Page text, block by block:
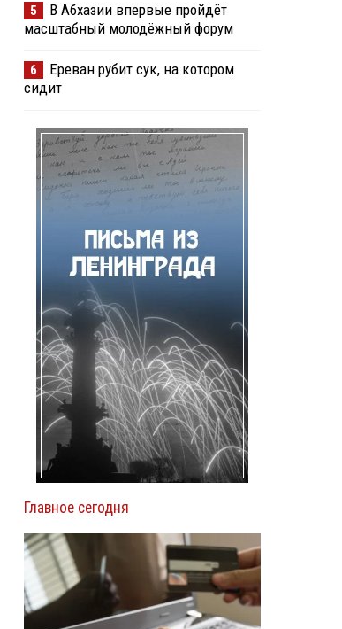
5
В Абхазии впервые пройдёт
масштабный молодёжный форум
6
Ереван рубит сук, на котором
сидит
Главное сегодня